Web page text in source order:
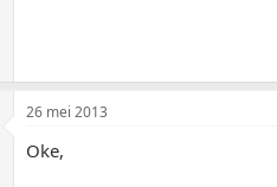
26 mei 2013
Oke,